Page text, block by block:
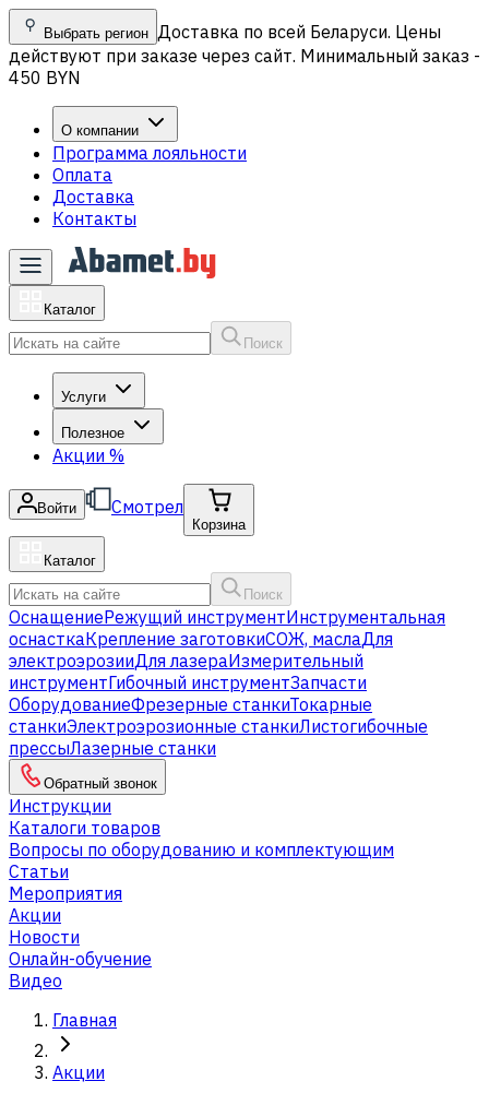
Выбрать регион Доставка по всей Беларуси. Цены
действуют при заказе через сайт. Минимальный заказ -
450 BYN
О компании
Программа лояльности
Оплата
Доставка
Контакты
Каталог
Поиск
Услуги
Полезное
Акции %
Войти Смотрел
Корзина
Каталог
Поиск
ОснащениеРежущий инструментИнструментальная
оснасткаКрепление заготовкиСОЖ, маслаДля
электроэрозииДля лазераИзмерительный
инструментГибочный инструментЗапчасти
ОборудованиеФрезерные станкиТокарные
станкиЭлектроэрозионные станкиЛистогибочные
прессыЛазерные станки
Обратный звонок
Инструкции
Каталоги товаров
Вопросы по оборудованию и комплектующим
Статьи
Мероприятия
Акции
Новости
Онлайн-обучение
Видео
Главная
Акции